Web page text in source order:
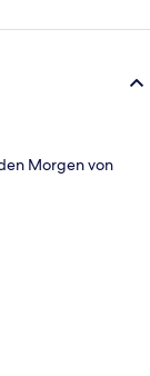
Morgen von